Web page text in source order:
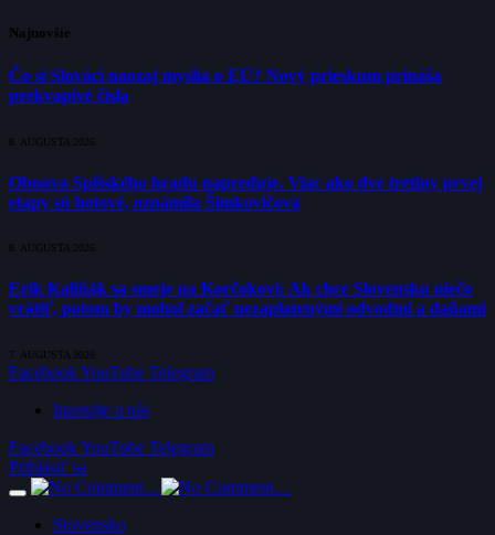
Najnovšie
Čo si Slováci naozaj myslia o EÚ? Nový prieskum prináša
prekvapivé čísla
8. AUGUSTA 2026
Obnova Spišského hradu napreduje. Viac ako dve tretiny prvej
etapy sú hotové, oznámila Šimkovičová
8. AUGUSTA 2026
Erik Kaliňák sa smeje na Korčokovi: Ak chce Slovensku niečo
vrátiť, potom by mohol začať nezaplatenými odvodmi a daňami
7. AUGUSTA 2026
FacebookYouTube Telegram
Inzerujte u nás
FacebookYouTube Telegram
Prihlásiť sa
Slovensko